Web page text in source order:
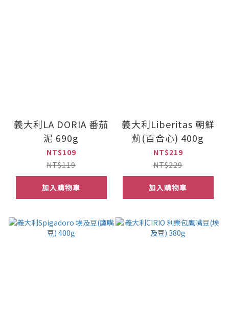
義大利LA DORIA 番茄
泥 690g
NT$109
NT$119
加入購物車
義大利Liberitas 朝鮮
薊(百合心) 400g
NT$219
NT$229
加入購物車